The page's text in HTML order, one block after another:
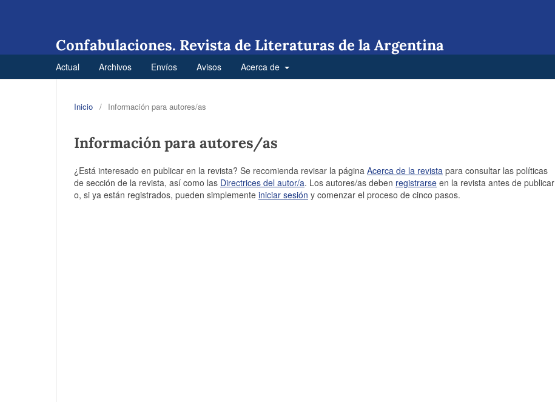
Confabulaciones. Revista de Literaturas de la Argentina
Actual Archivos Envíos Avisos Acerca de
Inicio / Información para autores/as
Información para autores/as
¿Está interesado en publicar en la revista? Se recomienda revisar la página Acerca de la revista para consultar las políticas
de sección de la revista, así como las Directrices del autor/a. Los autores/as deben registrarse en la revista antes de publicar
o, si ya están registrados, pueden simplemente iniciar sesión y comenzar el proceso de cinco pasos.